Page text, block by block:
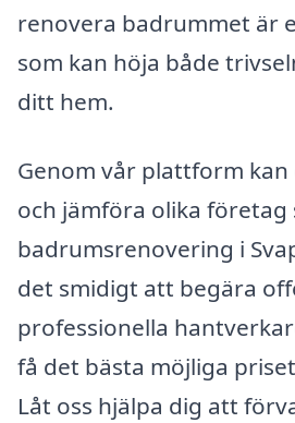
renovera badrummet är
som kan höja både
ditt hem.
Genom vår plattform
och jämföra olika
badrumsrenovering i
det smidigt att begära
professionella
få det bästa möjliga
Låt oss hjälpa dig att